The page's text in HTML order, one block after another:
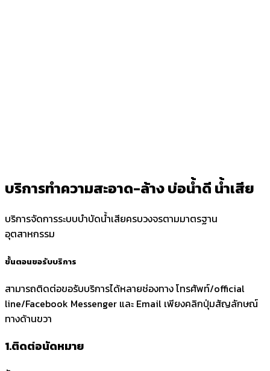
บริการทำความสะอาด-ล้าง บ่อน้ำดี น้ำเสีย
บริการจัดการระบบบำบัดน้ำเสียครบวงจรตามมาตรฐาน
อุตสาหกรรม
ขั้นตอนขอรับบริการ
สามารถติดต่อขอรับบริการได้หลายช่องทาง โทรศัพท์/official
line/Facebook Messenger และ Email เพียงคลิกปุ่มสัญลักษณ์
ทางด้านขวา
1.ติดต่อนัดหมาย